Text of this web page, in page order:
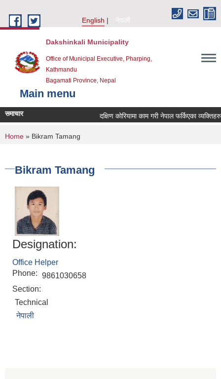
English
नेपाली
Dakshinkali Municipality
Office of Municipal Executive, Pharping,
Kathmandu
Bagamati Province, Nepal
Main menu
समाचार दक्षिण कोरियामा काम गरी नेपाल फर्किएका
You are here
Home » Bikram Tamang
Bikram Tamang
Designation:
Office Helper
Phone: 9861030658
Section:
Technical
नेपाली